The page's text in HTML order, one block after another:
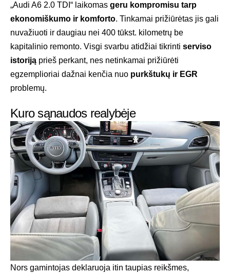
„Audi A6 2.0 TDI“ laikomas geru kompromisu tarp
ekonomiškumo ir komforto. Tinkamai prižiūrėtas jis gali
nuvažiuoti ir daugiau nei 400 tūkst. kilometrų be
kapitalinio remonto. Visgi svarbu atidžiai tikrinti serviso
istoriją prieš perkant, nes netinkamai prižiūrėti
egzemplioriai dažnai kenčia nuo purkštukų ir EGR
problemų.
Kuro sąnaudos realybėje
Nors gamintojas deklaruoja itin taupias reikšmes,